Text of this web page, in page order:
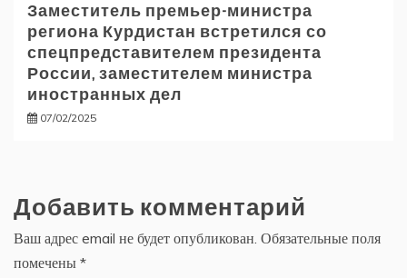
Заместитель премьер-министра
региона Курдистан встретился со
спецпредставителем президента
России, заместителем министра
иностранных дел
07/02/2025
Добавить комментарий
Ваш адрес email не будет опубликован. Обязательные поля
помечены *